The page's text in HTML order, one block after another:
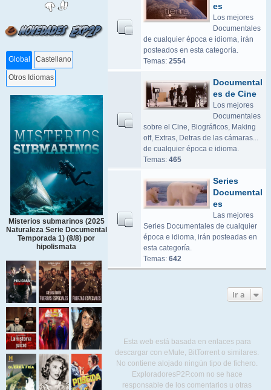
Global Castellano
Otros Idiomas
Misterios submarinos (2025
Naturaleza Serie Documental
Temporada 1) (8/8) por
hipolismata
es
Los mejores
Documentales
de cualquier época e idioma, irán
posteados en esta categoría.
Temas: 2554
Documental
es de Cine
Los mejores
Documentales
sobre el Cine, Biográficos, Making
off, Extras, Detras de las cámaras...
de cualquier época e idioma.
Temas: 465
Series
Documental
es
Las mejores
Series Documentales de cualquier
época e idioma, irán posteadas en
esta categoría.
Temas: 642
Ir a
Esta web está basada en enlaces para
descargar con eMule, BitTorrent o similares.
No contiene alojado ningún tipo de fichero.
ExploradoresP2P.com no se hace
responsable de los comentarios u otras